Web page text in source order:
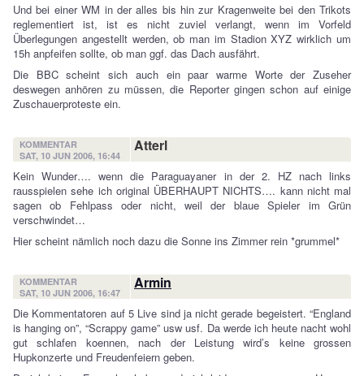
Und bei einer WM in der alles bis hin zur Kragenweite bei den Trikots
reglementiert ist, ist es nicht zuviel verlangt, wenn im Vorfeld
Überlegungen angestellt werden, ob man im Stadion XYZ wirklich um
15h anpfeifen sollte, ob man ggf. das Dach ausfährt.
Die BBC scheint sich auch ein paar warme Worte der Zuseher
deswegen anhören zu müssen, die Reporter gingen schon auf einige
Zuschauerproteste ein.
KOMMENTAR
SAT, 10 JUN 2006, 16:44
Atterl
Kein Wunder…. wenn die Paraguayaner in der 2. HZ nach links
rausspielen sehe ich original ÜBERHAUPT NICHTS…. kann nicht mal
sagen ob Fehlpass oder nicht, weil der blaue Spieler im Grün
verschwindet…
Hier scheint nämlich noch dazu die Sonne ins Zimmer rein *grummel*
KOMMENTAR
SAT, 10 JUN 2006, 16:47
Armin
Die Kommentatoren auf 5 Live sind ja nicht gerade begeistert. “England
is hanging on”, “Scrappy game” usw usf. Da werde ich heute nacht wohl
gut schlafen koennen, nach der Leistung wird’s keine grossen
Hupkonzerte und Freudenfeiern geben.